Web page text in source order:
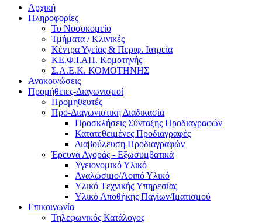
Αρχική
Πληροφορίες
Το Νοσοκομείο
Τμήματα / Κλινικές
Κέντρα Υγείας & Περιφ. Ιατρεία
ΚΕ.Φ.Ι.ΑΠ. Κομοτηνής
Σ.Α.Ε.Κ. ΚΟΜΟΤΗΝΗΣ
Ανακοινώσεις
Προμήθειες-Διαγωνισμοί
Προμηθευτές
Προ-Διαγωνιστική Διαδικασία
Προσκλήσεις Σύνταξης Προδιαγραφών
Κατατεθειμένες Προδιαγραφές
Διαβούλευση Προδιαγραφών
Έρευνα Αγοράς - Εξωσυμβατικά
Υγειονομικό Υλικό
Αναλώσιμο/Λοιπό Υλικό
Υλικό Tεχνικής Yπηρεσίας
Υλικό Αποθήκης Παγίων/Ιματισμού
Επικοινωνία
Τηλεφωνικός Κατάλογος